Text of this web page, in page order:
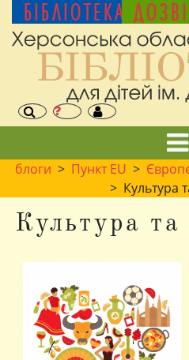
БІБЛІОТЕКА
блоги > Пункт EU >
> Культура
Культура та